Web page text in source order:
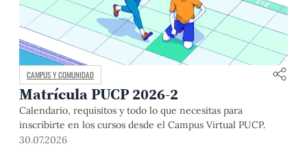
CAMPUS Y COMUNIDAD
Matrícula PUCP 2026-2
Calendario, requisitos y todo lo que necesitas para
inscribirte en los cursos desde el Campus Virtual PUCP.
30.07.2026